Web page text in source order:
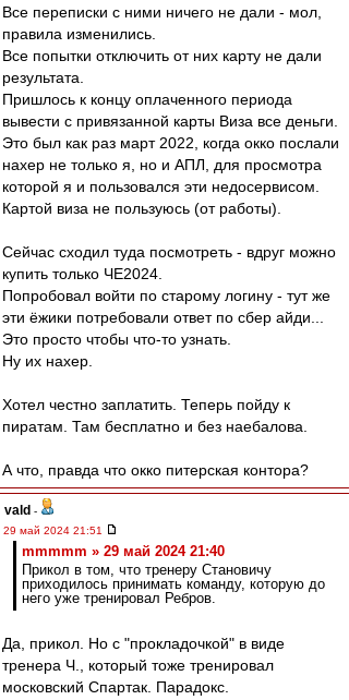
Все переписки с ними ничего не дали - мол,
правила изменились.
Все попытки отключить от них карту не дали
результата.
Пришлось к концу оплаченного периода
вывести с привязанной карты Виза все деньги.
Это был как раз март 2022, когда окко послали
нахер не только я, но и АПЛ, для просмотра
которой я и пользовался эти недосервисом.
Картой виза не пользуюсь (от работы).
Сейчас сходил туда посмотреть - вдруг можно
купить только ЧЕ2024.
Попробовал войти по старому логину - тут же
эти ёжики потребовали ответ по сбер айди...
Это просто чтобы что-то узнать.
Ну их нахер.
Хотел честно заплатить. Теперь пойду к
пиратам. Там бесплатно и без наебалова.
А что, правда что окко питерская контора?
vald -
29 май 2024 21:51
mmmmm » 29 май 2024 21:40
Прикол в том, что тренеру Становичу
приходилось принимать команду, которую до
него уже тренировал Ребров.
Да, прикол. Но с "прокладочкой" в виде
тренера Ч., который тоже тренировал
московский Спартак. Парадокс.